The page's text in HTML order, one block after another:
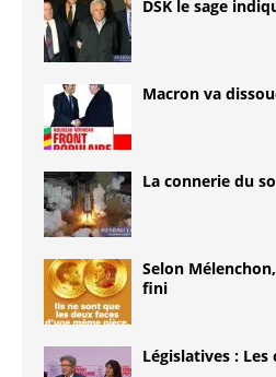
DSK le sage
Macron va
La connerie du
Selon
fini
Législatives :